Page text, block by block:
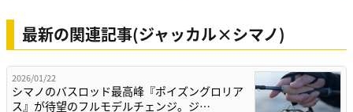
最新の関連記事(ジャッカル×シマノ)
2026/01/22
シマノのバスロッド最高峰『ポイズングロリア
ス』が待望のフルモデルチェンジ。ジ…